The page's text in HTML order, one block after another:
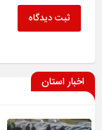
ثبت دیدگاه
اخبار استان